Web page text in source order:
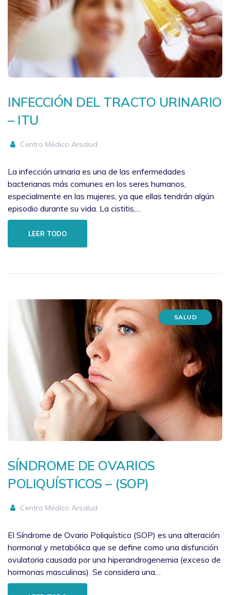
INFECCIÓN DEL TRACTO URINARIO
– ITU
Centro Médico Arsalud
La infección urinaria es una de las enfermedades
bacterianas más comunes en los seres humanos,
especialmente en las mujeres, ya que ellas tendrán algún
episodio durante su vida. La cistitis,…
LEER TODO
SALUD
SÍNDROME DE OVARIOS
POLIQUÍSTICOS – (SOP)
Centro Médico Arsalud
El Síndrome de Ovario Poliquístico (SOP) es una alteración
hormonal y metabólica que se define como una disfunción
ovulatoria causada por una hiperandrogenemia (exceso de
hormonas masculinas). Se considera una…